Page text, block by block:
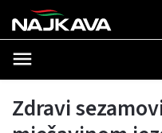
Zdravi